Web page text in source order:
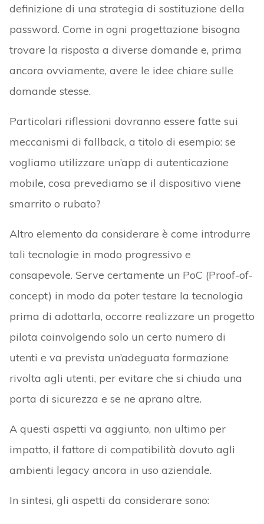
definizione di una strategia di sostituzione della
password. Come in ogni progettazione bisogna
trovare la risposta a diverse domande e, prima
ancora ovviamente, avere le idee chiare sulle
domande stesse.
Particolari riflessioni dovranno essere fatte sui
meccanismi di fallback, a titolo di esempio: se
vogliamo utilizzare un’app di autenticazione
mobile, cosa prevediamo se il dispositivo viene
smarrito o rubato?
Altro elemento da considerare è come introdurre
tali tecnologie in modo progressivo e
consapevole. Serve certamente un PoC (Proof-of-
concept) in modo da poter testare la tecnologia
prima di adottarla, occorre realizzare un progetto
pilota coinvolgendo solo un certo numero di
utenti e va prevista un’adeguata formazione
rivolta agli utenti, per evitare che si chiuda una
porta di sicurezza e se ne aprano altre.
A questi aspetti va aggiunto, non ultimo per
impatto, il fattore di compatibilità dovuto agli
ambienti legacy ancora in uso aziendale.
In sintesi, gli aspetti da considerare sono: